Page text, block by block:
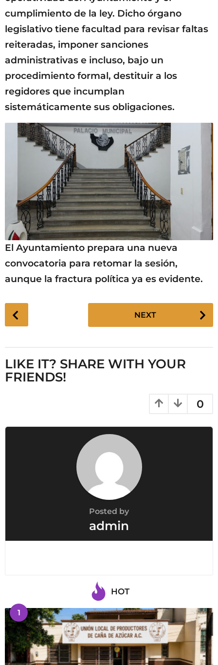
cumplimiento de la ley. Dicho órgano
legislativo tiene facultad para revisar faltas
reiteradas, imponer sanciones
administrativas e incluso, bajo un
procedimiento formal, destituir a los
regidores que incumplan
sistemáticamente sus obligaciones.
El Ayuntamiento prepara una nueva
convocatoria para retomar la sesión,
aunque la fractura política ya es evidente.
P
o
P
a
a
NEXT
LIKE IT? SHARE WITH YOUR
FRIENDS!
0
Posted by
admin
HOT
1